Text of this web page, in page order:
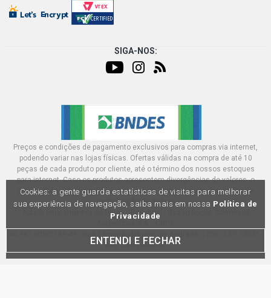
SIGA-NOS:
Preços e condições de pagamento exclusivos para compras via internet,
podendo variar nas lojas físicas. Ofertas válidas na compra de até 10
peças de cada produto por cliente, até o término dos nossos estoques
para internet. Caso os produtos apresentem divergências de valores, o
preço válido é o do carrinhos de compras. Vendas sujeitas a análise e
confirmação de dados.
AutoZ, uma empresa do Grupo DPaschoal - Razão Social: Comercial
695, Campinas-SP
Cookies: a gente guarda estatísticas de visitas para melhorar
sua experiência de navegação, saiba mais em nossa Política de
Privacidade
ENTENDI E FECHAR